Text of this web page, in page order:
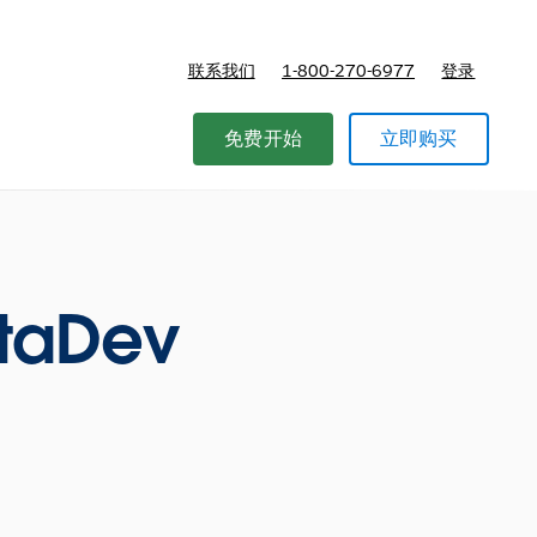
联系我们 1-800-270-6977 登录
免费开始 立即购买